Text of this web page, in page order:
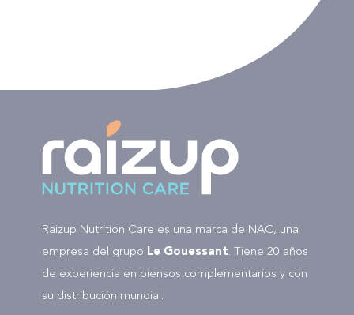
Raizup Nutrition Care es una marca de NAC, una
empresa del grupo Le Gouessant. Tiene 20 años
de experiencia en piensos complementarios y con
su distribución mundial.